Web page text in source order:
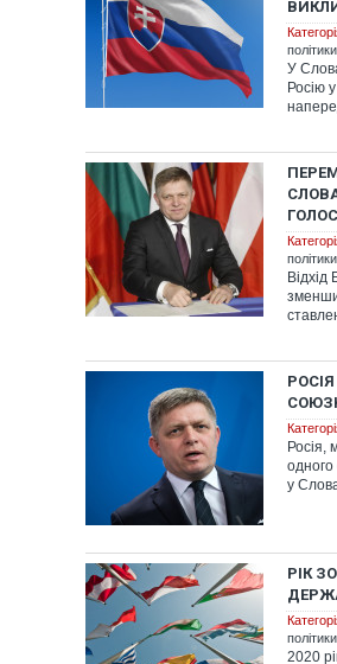
політики
У
Росію
політики
Росія,
одного
у
РІК
політики
2020